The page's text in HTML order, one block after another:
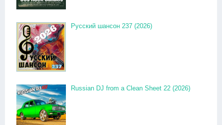
Русский шансон 237 (2026)
Russian DJ from a Clean Sheet 22 (2026)